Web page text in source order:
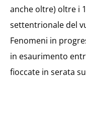
anche oltre) oltre i
settentrionale del
Fenomeni in
in esaurimento
fioccate in serata